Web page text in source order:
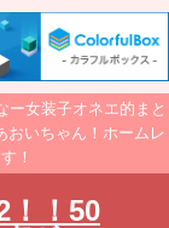
ー女装子オネエ的まと
おいちゃん！ホームレ
！
！！50